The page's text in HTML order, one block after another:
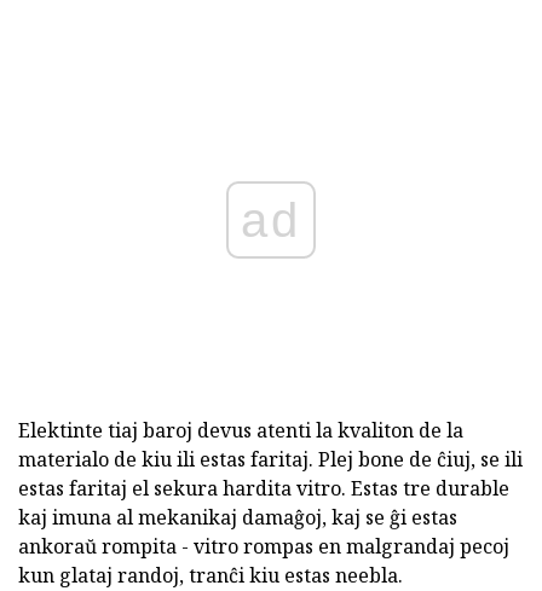
ad
Elektinte tiaj baroj devus atenti la kvaliton de la
materialo de kiu ili estas faritaj. Plej bone de ĉiuj, se ili
estas faritaj el sekura hardita vitro. Estas tre durable
kaj imuna al mekanikaj damaĝoj, kaj se ĝi estas
ankoraŭ rompita - vitro rompas en malgrandaj pecoj
kun glataj randoj, tranĉi kiu estas neebla.